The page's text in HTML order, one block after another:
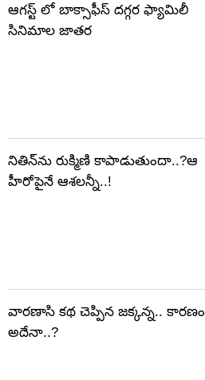
ఆగస్ట్ లో బాక్సాఫీస్ దగ్గర ఫ్యామిలీ
సినిమాల జాతర
నితిన్‌ను రుక్మిణి కాపాడుతుందా..?ఆ
హీరోపైనే ఆశలన్నీ..!
వారణాసి కథ చెప్పిన జక్కన్న.. కారణం
అదేనా..?